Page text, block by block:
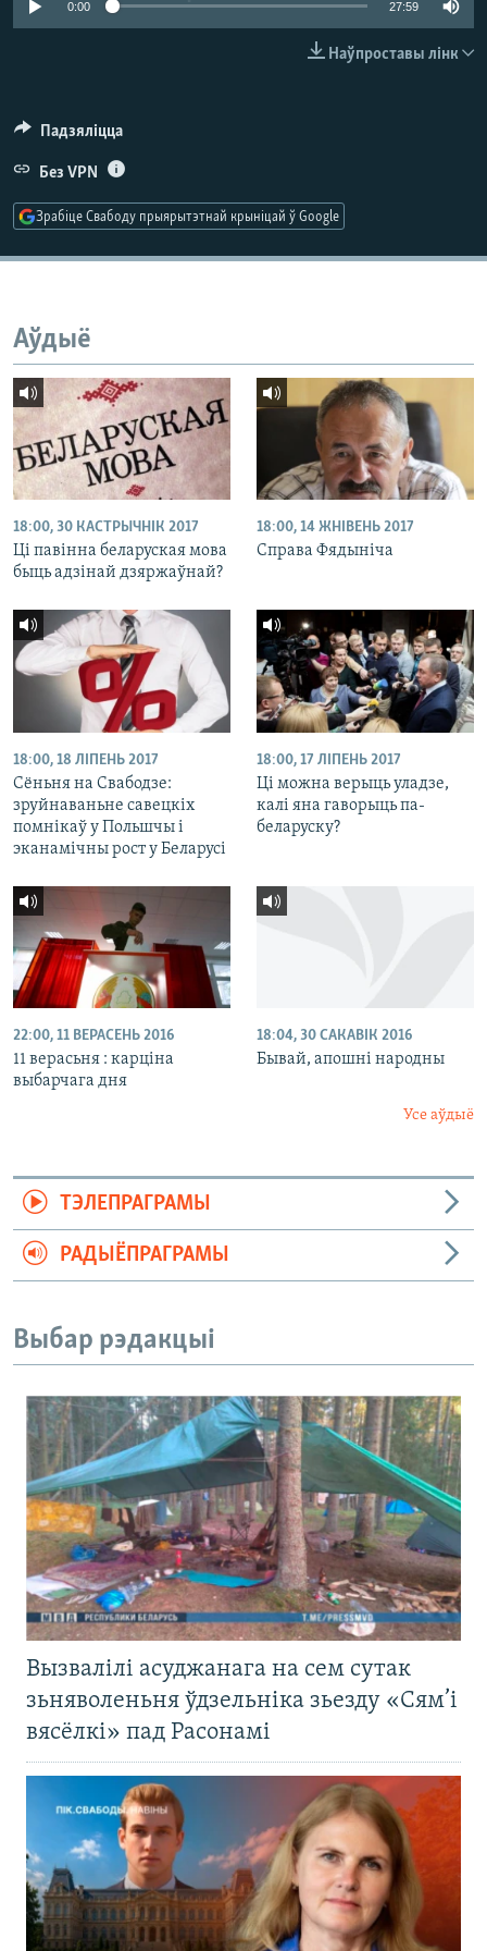
КУЛЬТУРА
МОВА0:00 27:59
Наўпроставы лінк
Падзяліцца
Без VPN
Зрабіце Свабоду прыярытэтнай крыніцай ў Google
Аўдыё
18:00, 30 КАСТРЫЧНІК 2017
Ці павінна беларуская мова
быць адзінай дзяржаўнай?
18:00, 14 ЖНІВЕНЬ 2017
Справа Фядыніча
18:00, 18 ЛІПЕНЬ 2017
Сёньня на Свабодзе:
зруйнаваньне савецкіх
помнікаў у Польшчы і
эканамічны рост у Беларусі
18:00, 17 ЛІПЕНЬ 2017
Ці можна верыць уладзе,
калі яна гаворыць па-
беларуску?
22:00, 11 ВЕРАСЕНЬ 2016
11 верасьня : карціна
выбарчага дня
18:04, 30 САКАВІК 2016
Бывай, апошні народны
Усе аўдыё
ТЭЛЕПРАГРАМЫ
РАДЫЁПРАГРАМЫ
Выбар рэдакцыі
Вызвалілі асуджанага на сем сутак
зьняволеньня ўдзельніка зьезду «Сям’і
вясёлкі» пад Расонамі